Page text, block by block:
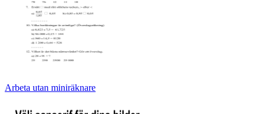
Arbeta utan miniräknare